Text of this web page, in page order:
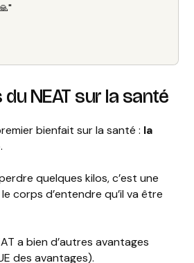
NEAT sur la santé
bienfait sur la santé : la
.
quelques kilos, c’est une
corps d’entendre qu’il va être
a bien d’autres avantages
des avantages).